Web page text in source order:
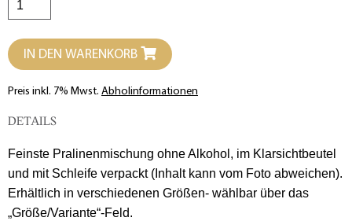
IN DEN WARENKORB
Preis inkl. 7% Mwst. Abholinformationen
DETAILS
Feinste Pralinenmischung ohne Alkohol, im Klarsichtbeutel
und mit Schleife verpackt (Inhalt kann vom Foto abweichen).
Erhältlich in verschiedenen Größen- wählbar über das
„Größe/Variante“-Feld.